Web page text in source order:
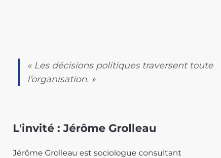
« Les décisions politiques traversent toute
l’organisation. »
L'invité : Jérôme Grolleau
Jérôme Grolleau est sociologue consultant